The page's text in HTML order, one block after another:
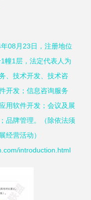
08月23日，注册地位
幢1层，法定代表人为
、技术开发、技术咨
开发；信息咨询服务
用软件开发；会议及展
品牌管理。（除依法须
经营活动）
introduction.html